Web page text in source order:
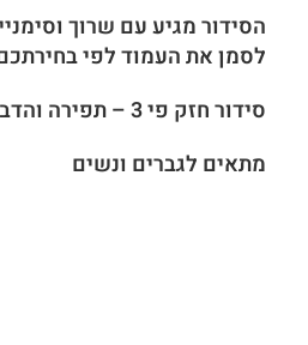
הסידור מגיע עם שרוך
לסמן את העמוד לפי
סידור חזק פי 3 – תפירה והדבקה כפולה
מתאים לגברים ונשים